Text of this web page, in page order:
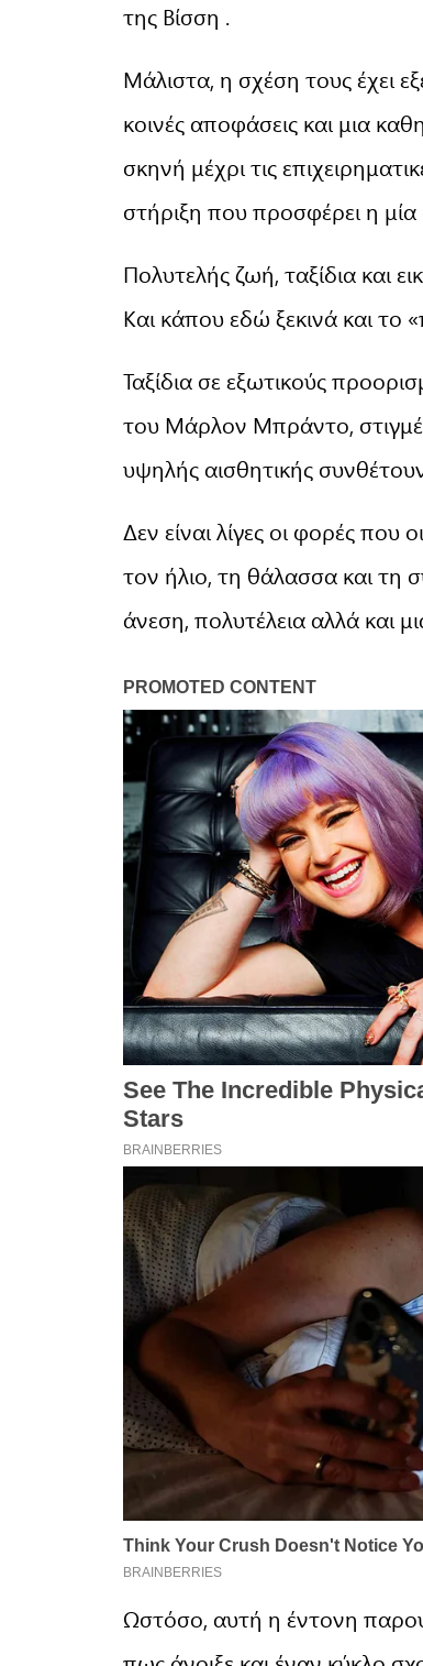
της Βίσση .
Μάλιστα, η σχέση τους έχει
κοινές αποφάσεις και μια
σκηνή μέχρι τις
στήριξη που προσφέρει η
Πολυτελής ζωή, ταξίδια και
Και κάπου εδώ ξεκινά και
Ταξίδια σε εξωτικούς
του Μάρλον Μπράντο,
υψηλής αισθητικής
Δεν είναι λίγες οι φορές
τον ήλιο, τη θάλασσα και τη
άνεση, πολυτέλεια αλλά και
Ωστόσο, αυτή η έντονη